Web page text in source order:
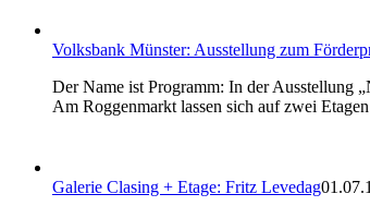
Volksbank Münster: Ausstellung zum
Der Name ist Programm: In der Ausstellung
Am Roggenmarkt lassen sich auf zwei
Galerie Clasing + Etage: Fritz Levedag